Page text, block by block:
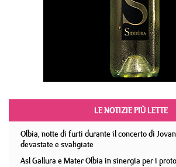
LE NOTIZIE PIÙ LETTE
Olbia, notte di furti durante il concerto di
devastate e svaligiate
Asl Gallura e Mater Olbia in sinergia per i